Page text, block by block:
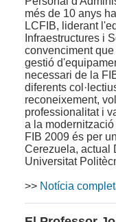
més de 10 anys
LCFIB, liderant
Infraestructures i
convenciment
gestió
necessari de la
diferents
reconeixement,
professionalitat i
a la
FIB 2009 és per
Cerezuela, actual
Universitat
>> Notícia